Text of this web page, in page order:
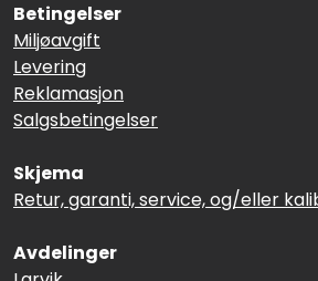
Betingelser
Miljøavgift
Levering
Reklamasjon
Salgsbetingelser
Skjema
Retur, garanti, service, og/eller
Avdelinger